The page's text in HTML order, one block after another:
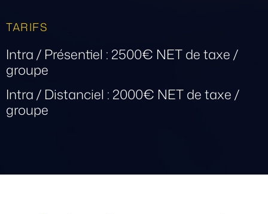
TARIFS
Intra / Présentiel : 2500€ NET de taxe /
groupe
Intra / Distanciel : 2000€ NET de taxe /
groupe